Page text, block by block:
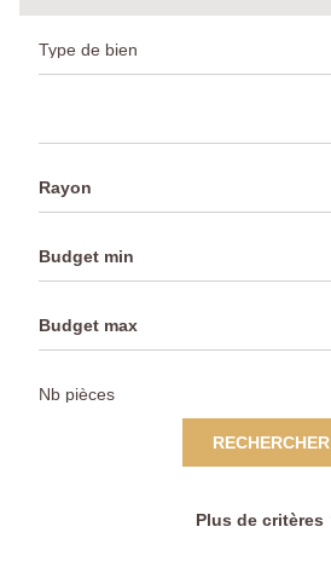
Rayon
RECHERCHER
Plus de critères